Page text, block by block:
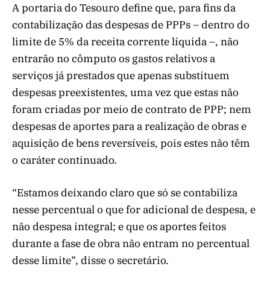
A portaria do Tesouro define que, para fins da
contabilização das despesas de PPPs – dentro do
limite de 5% da receita corrente líquida –, não
entrarão no cômputo os gastos relativos a
serviços já prestados que apenas substituem
despesas preexistentes, uma vez que estas não
foram criadas por meio de contrato de PPP; nem
despesas de aportes para a realização de obras e
aquisição de bens reversíveis, pois estes não têm
o caráter continuado.
“Estamos deixando claro que só se contabiliza
nesse percentual o que for adicional de despesa, e
não despesa integral; e que os aportes feitos
durante a fase de obra não entram no percentual
desse limite”, disse o secretário.